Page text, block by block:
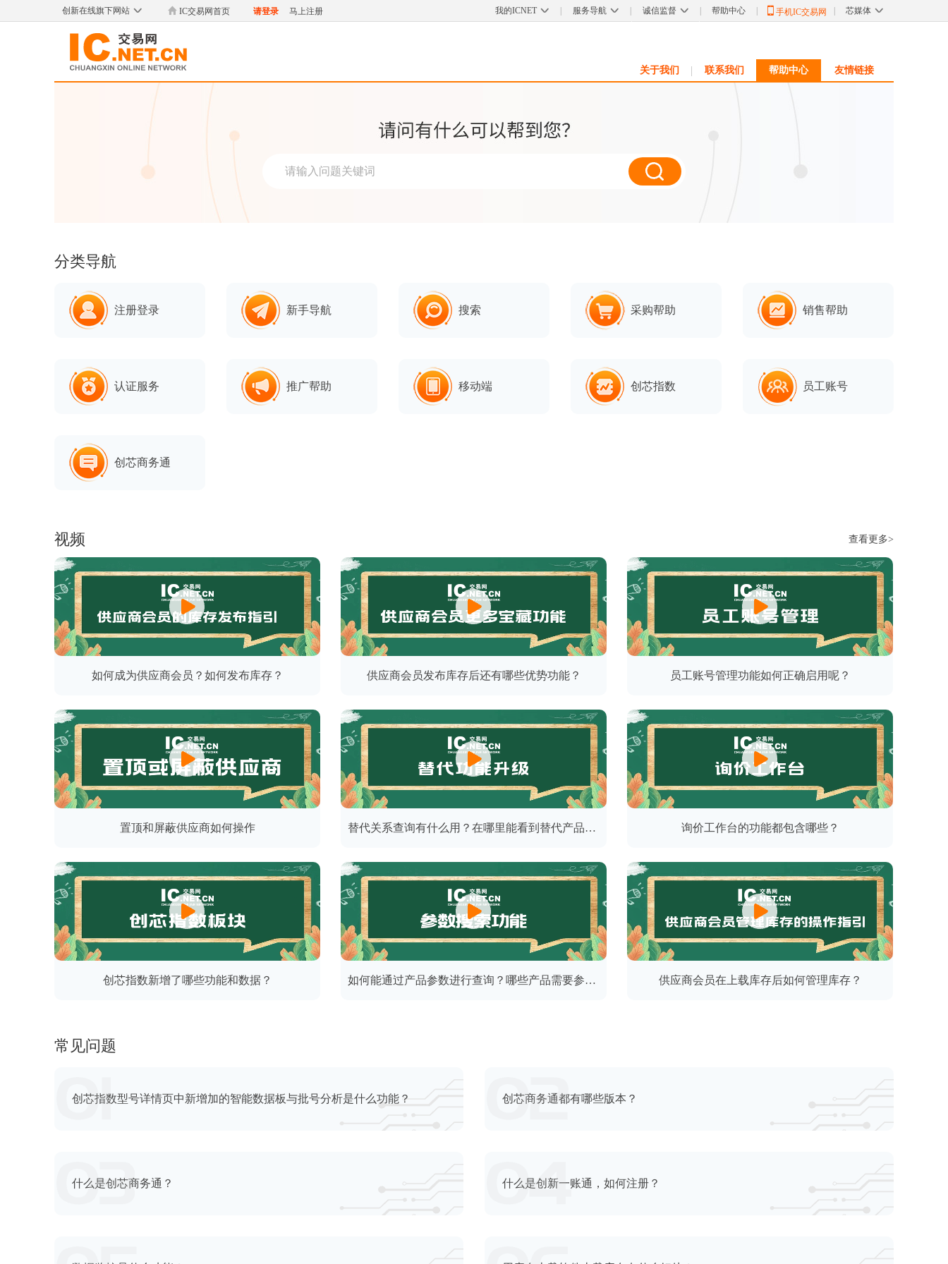
创新在线旗下网站 IC交易网首页 请登录 马上注册 我的ICNET 服务导航 诚信监督 帮助中心 手机IC交易网 芯媒体
IC交易网
友情链接
帮助中心
联系我们
关于我们
分类导航
注册登录 新手导航 搜索 采购帮助 销售帮助
认证服务 推广帮助 移动端 创芯指数 员工账号
创芯商务通
视频 查看更多>
如何成为供应商会员？如何发布库存？ 供应商会员发布库存后还有哪些优势功能？ 员工账号管理功能如何正确启用呢？
置顶和屏蔽供应商如何操作 替代关系查询有什么用？在哪里能看到替代产品型号？ 询价工作台的功能都包含哪些？
创芯指数新增了哪些功能和数据？ 如何能通过产品参数进行查询？哪些产品需要参数搜索？ 供应商会员在上载库存后如何管理库存？
常见问题
创芯指数型号详情页中新增加的智能数据板与批号分析是什么功能？ 创芯商务通都有哪些版本？
什么是创芯商务通？ 什么是创新一账通，如何注册？